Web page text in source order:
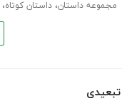
مجموعه داستان،داستان کوتاه